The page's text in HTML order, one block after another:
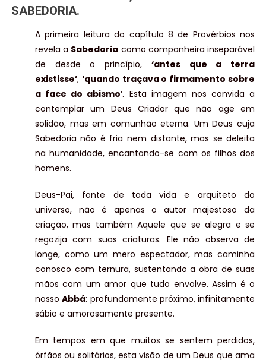
SABEDORIA.
A primeira leitura do capítulo 8 de Provérbios nos
revela a Sabedoria como companheira inseparável
de desde o princípio, ‘antes que a terra
existisse’, ‘quando traçava o firmamento sobre
a face do abismo‘. Esta imagem nos convida a
contemplar um Deus Criador que não age em
solidão, mas em comunhão eterna. Um Deus cuja
Sabedoria não é fria nem distante, mas se deleita
na humanidade, encantando-se com os filhos dos
homens.
Deus-Pai, fonte de toda vida e arquiteto do
universo, não é apenas o autor majestoso da
criação, mas também Aquele que se alegra e se
regozija com suas criaturas. Ele não observa de
longe, como um mero espectador, mas caminha
conosco com ternura, sustentando a obra de suas
mãos com um amor que tudo envolve. Assim é o
nossoAbbá: profundamente próximo, infinitamente
sábio e amorosamente presente.
Em tempos em que muitos se sentem perdidos,
órfãos ou solitários, esta visão de um Deus que ama